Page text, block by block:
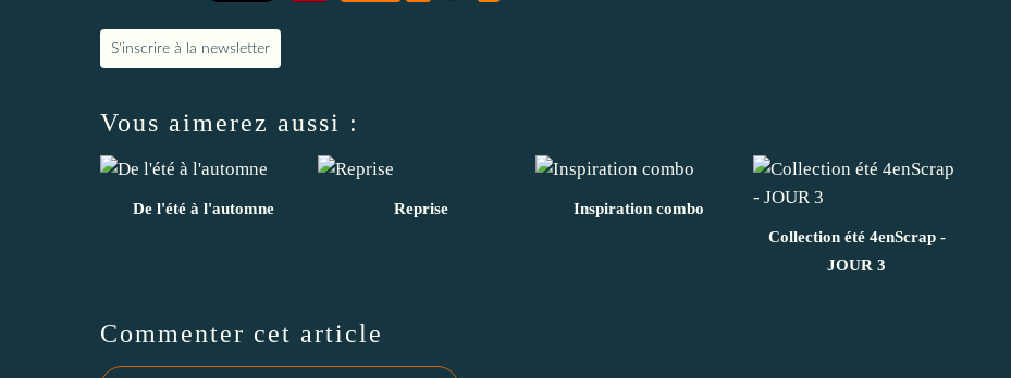
S'inscrire à la newsletter
Vous aimerez aussi :
De l'été à l'automne Reprise
Inspiration combo
Collection été 4enScrap -
JOUR 3
Commenter cet article